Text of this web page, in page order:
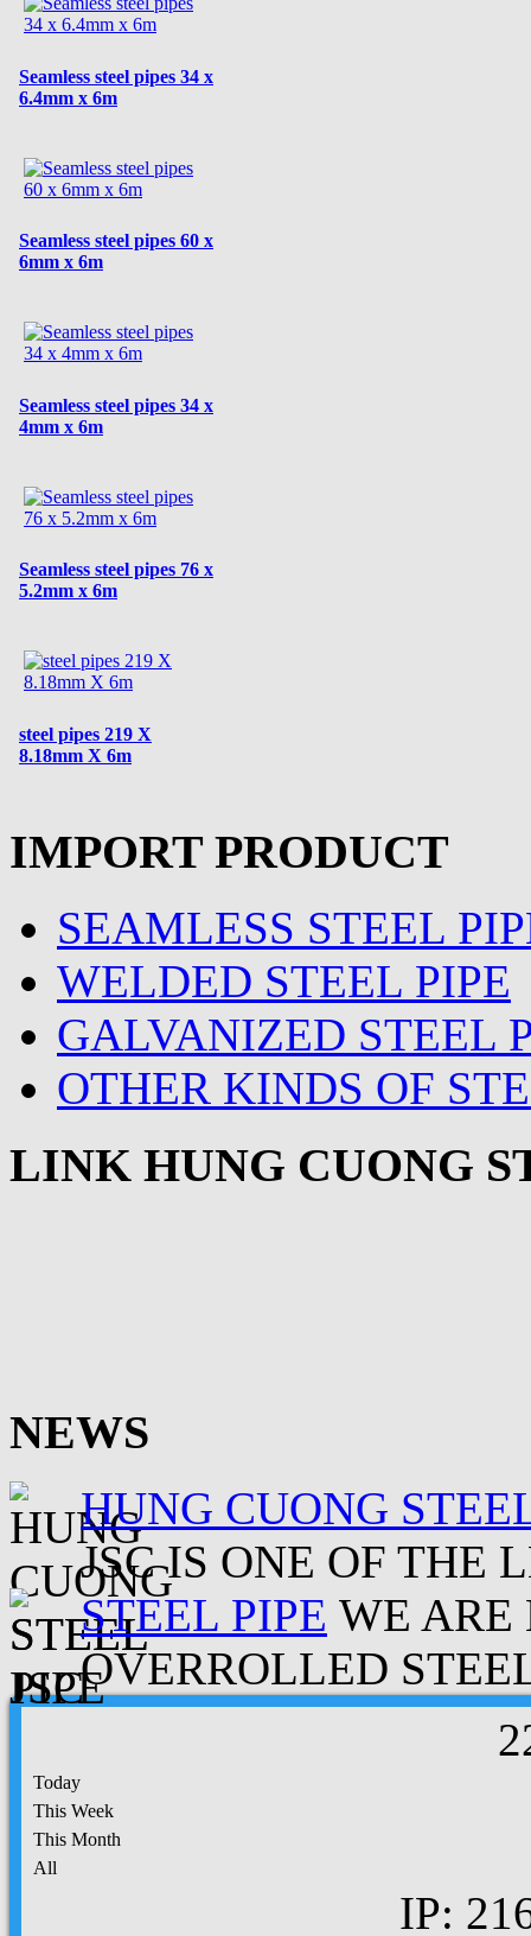
Seamless steel pipes 34 x
6.4mm x 6m
Seamless steel pipes 60 x
6mm x 6m
Seamless steel pipes 34 x
4mm x 6m
Seamless steel pipes 76 x
5.2mm x 6m
steel pipes 219 X
8.18mm X 6m
IMPORT PRODUCT
SEAMLESS STEEL
WELDED STEEL PIPE
GALVANIZED STEEL
OTHER KINDS OF
LINK HUNG CUONG
NEWS
HUNG CUONG
JSC IS ONE OF THE
STEEL PIPE WE ARE
OVERROLLED
2
Today
This Week
This Month
All
IP: